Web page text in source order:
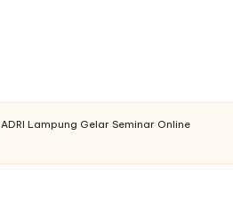
ADRI Lampung Gelar Seminar Online